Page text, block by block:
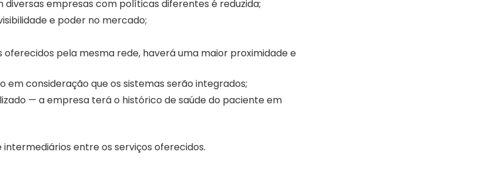
empresas com políticas diferentes é reduzida;
e poder no mercado;
oferecidos pela mesma rede, haverá uma maior proximidade e
consideração que os sistemas serão integrados;
— a empresa terá o histórico de saúde do paciente em
entre os serviços oferecidos.